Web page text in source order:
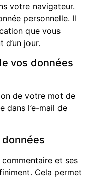
votre navigateur.
personnelle. Il
que vous
jour.
vos données
de votre mot de
dans l’e-mail de
et ses
Cela permet